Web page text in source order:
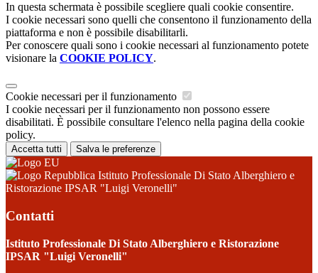
In questa schermata è possibile scegliere quali cookie consentire.
I cookie necessari sono quelli che consentono il funzionamento della
piattaforma e non è possibile disabilitarli.
Per conoscere quali sono i cookie necessari al funzionamento potete
visionare la COOKIE POLICY.
Cookie necessari per il funzionamento
I cookie necessari per il funzionamento non possono essere
disabilitati. È possibile consultare l'elenco nella pagina della cookie
policy.
Accetta tutti Salva le preferenze
Istituto Professionale Di Stato Alberghiero e
Ristorazione IPSAR "Luigi Veronelli"
Contatti
Istituto Professionale Di Stato Alberghiero e Ristorazione
IPSAR "Luigi Veronelli"